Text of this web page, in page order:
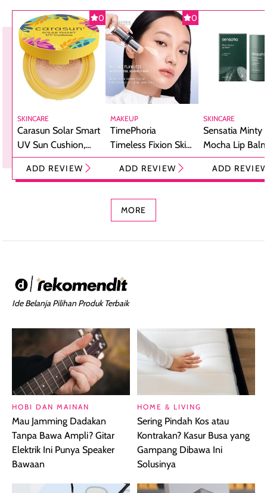
0
SKINCARE
Carasun Solar Smart
UV Sun Cushion,
Bikin Reapply
Sunscreen Jadi
ADD REVIEW
0
MAKEUP
TimePhoria
Timeless Fixion Skin
Tint Stick,
Foundation dan
ADD REVIEW
SKINCARE
Sensatia Minty
Mocha Lip
Pelembap Bibir
dengan Aroma
ADD
MORE
Ide Belanja Pilihan Produk Terbaik
HOBI DAN MAINAN
Mau Jamming Dadakan
Tanpa Bawa Ampli? Gitar
Elektrik Ini Punya Speaker
Bawaan
HOME & LIVING
Sering Pindah Kos atau
Kontrakan? Kasur Busa yang
Gampang Dibawa Ini
Solusinya